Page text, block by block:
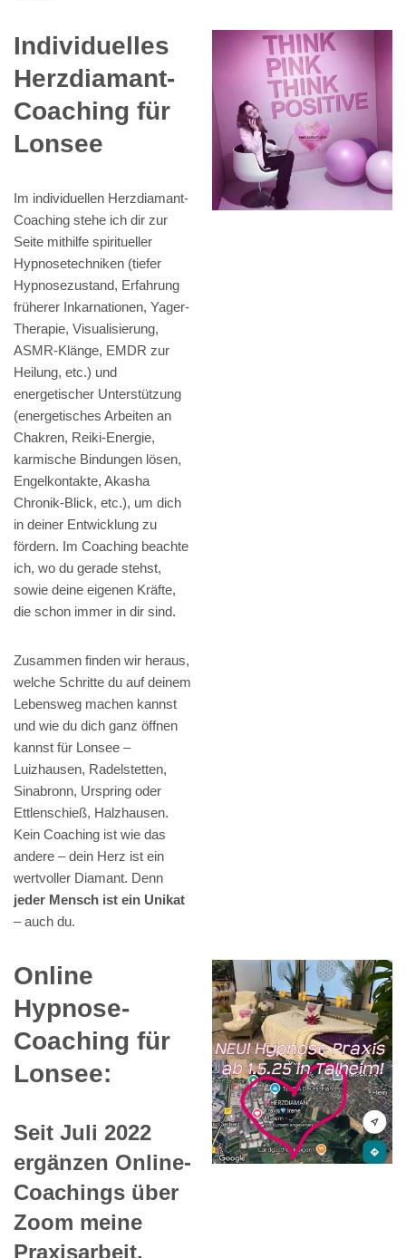
Individuelles
Herzdiamant-
Coaching für
Lonsee
Im individuellen Herzdiamant-
Coaching stehe ich dir zur
Seite mithilfe spiritueller
Hypnosetechniken (tiefer
Hypnosezustand, Erfahrung
früherer Inkarnationen, Yager-
Therapie, Visualisierung,
ASMR-Klänge, EMDR zur
Heilung, etc.) und
energetischer Unterstützung
(energetisches Arbeiten an
Chakren, Reiki-Energie,
karmische Bindungen lösen,
Engelkontakte, Akasha
Chronik-Blick, etc.), um dich
in deiner Entwicklung zu
fördern. Im Coaching beachte
ich, wo du gerade stehst,
sowie deine eigenen Kräfte,
die schon immer in dir sind.
Zusammen finden wir heraus,
welche Schritte du auf deinem
Lebensweg machen kannst
und wie du dich ganz öffnen
kannst für Lonsee –
Luizhausen, Radelstetten,
Sinabronn, Urspring oder
Ettlenschieß, Halzhausen.
Kein Coaching ist wie das
andere – dein Herz ist ein
wertvoller Diamant. Denn
jeder Mensch ist ein Unikat
– auch du.
Online
Hypnose-
Coaching für
Lonsee:
Seit Juli 2022
ergänzen Online-
Coachings über
Zoom meine
Praxisarbeit.